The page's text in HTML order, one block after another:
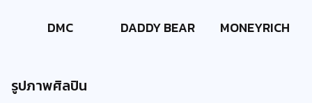
DMC DADDY BEAR MONEYRICH
รูปภาพศิลปิน